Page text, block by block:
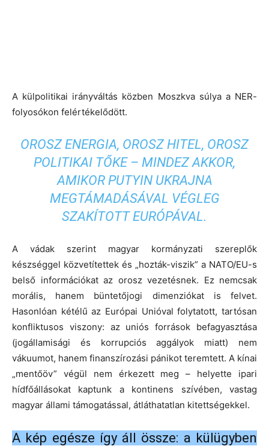
A külpolitikai irányváltás közben Moszkva súlya a NER-
folyosókon felértékelődött.
OROSZ ENERGIA, OROSZ HITEL, OROSZ
POLITIKAI TŐKE – MINDEZ AKKOR,
AMIKOR PUTYIN UKRAJNA
MEGTÁMADÁSÁVAL VÉGLEG
SZAKÍTOTT EURÓPÁVAL.
A vádak szerint magyar kormányzati szereplők
készséggel közvetítettek és „hozták-viszik” a NATO/EU-s
belső információkat az orosz vezetésnek. Ez nemcsak
morális, hanem büntetőjogi dimenziókat is felvet.
Hasonlóan kétélű az Európai Unióval folytatott, tartósan
konfliktusos viszony: az uniós források befagyasztása
(jogállamisági és korrupciós aggályok miatt) nem
vákuumot, hanem finanszírozási pánikot teremtett. A kínai
„mentőöv” végül nem érkezett meg – helyette ipari
hídfőállásokat kaptunk a kontinens szívében, vastag
magyar állami támogatással, átláthatatlan kitettségekkel.
A kép egésze így áll össze: a külügyben